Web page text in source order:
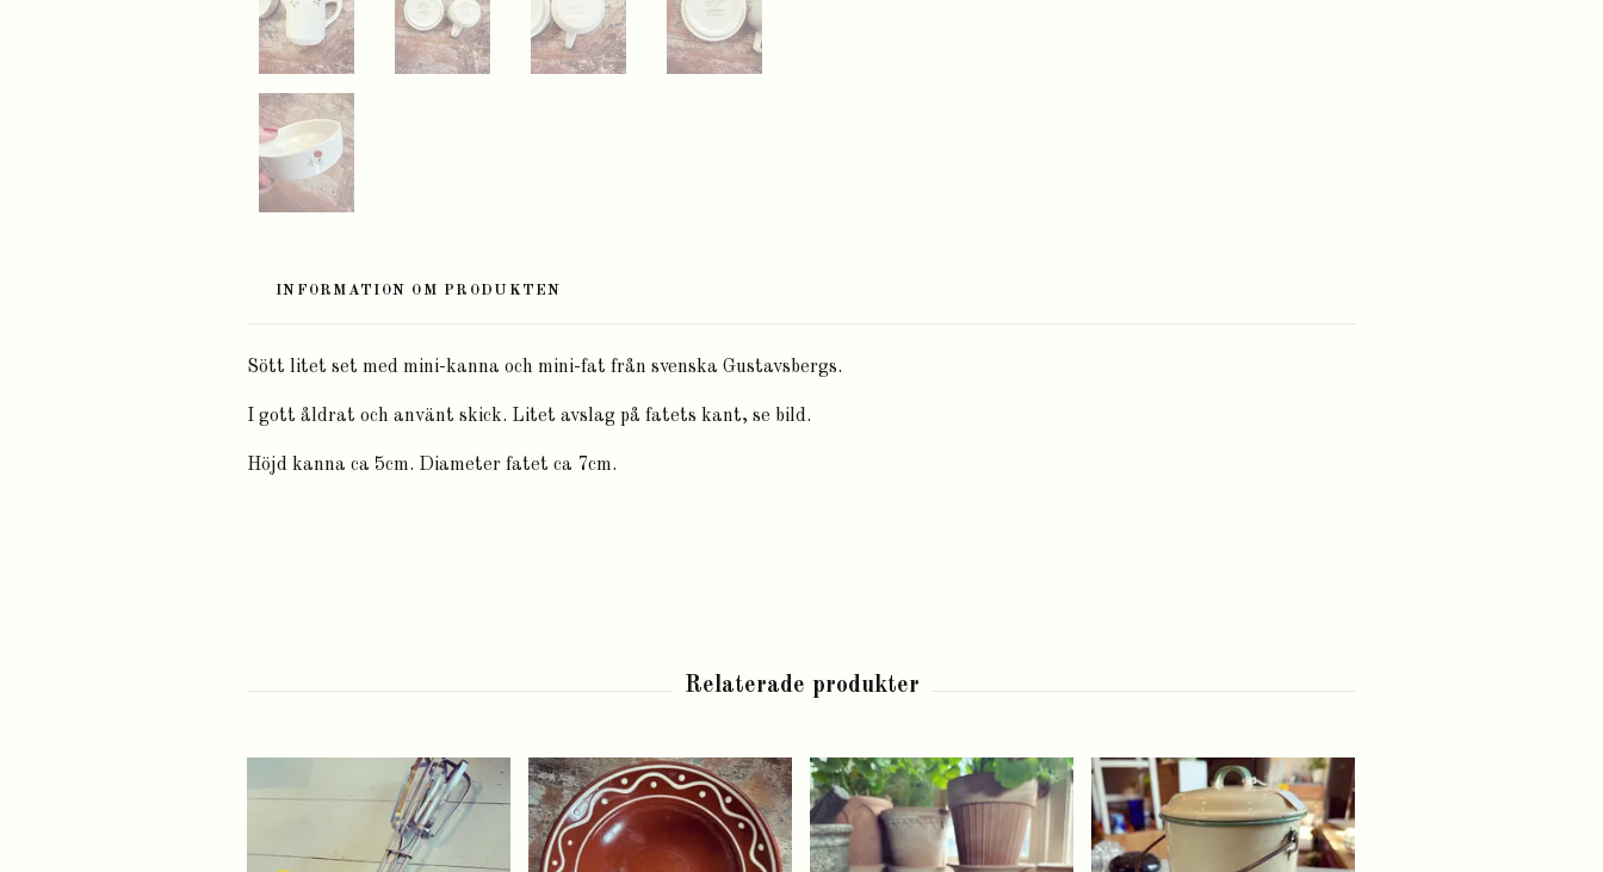
INFORMATION OM PRODUKTEN
Sött litet set med mini-kanna och mini-fat från svenska Gustavsbergs.
I gott åldrat och använt skick. Litet avslag på fatets kant, se bild.
Höjd kanna ca 5cm. Diameter fatet ca 7cm.